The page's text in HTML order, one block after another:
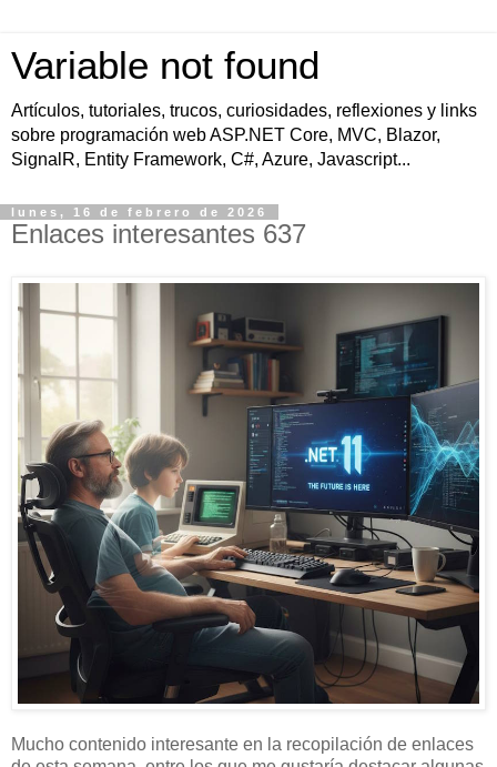
Variable not found
Artículos, tutoriales, trucos, curiosidades, reflexiones y links
sobre programación web ASP.NET Core, MVC, Blazor,
SignalR, Entity Framework, C#, Azure, Javascript...
lunes, 16 de febrero de 2026
Enlaces interesantes 637
Mucho contenido interesante en la recopilación de enlaces